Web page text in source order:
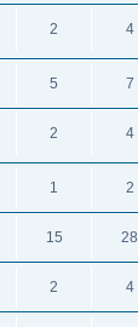
2 4
5 7
2 4
1 2
15 28
2 4